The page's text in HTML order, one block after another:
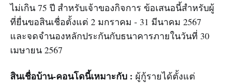
ไม่เกิน 75 ปี สำหรับเจ้าของกิจการ ข้อเสนอนี้สำหรับผู้
ที่ยื่นขอสินเชื่อตั้งแต่ 2 มกราคม - 31 มีนาคม 2567
และจดจำนองหลักประกันกับธนาคารภายในวันที่ 30
เมษายน 2567
สินเชื่อบ้าน-คอนโดนี้เหมาะกับ : ผู้กู้รายได้ตั้งแต่